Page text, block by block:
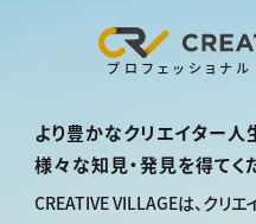
プロフェッショナ
より豊かなクリエイター人
様々な知見・発見を得てく
CREATIVE VILLAGEは、クリエ